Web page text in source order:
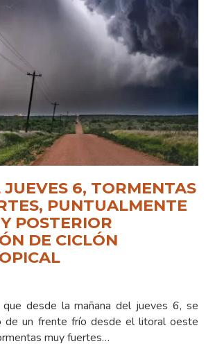
JUEVES 6, TORMENTAS
PUNTUALMENTE
POSTERIOR
DE CICLÓN
desde la mañana del jueves 6, se
de un frente frío desde el litoral oeste
muy fuertes…